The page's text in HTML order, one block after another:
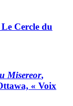
Cercle du
Misereor,
« Voix